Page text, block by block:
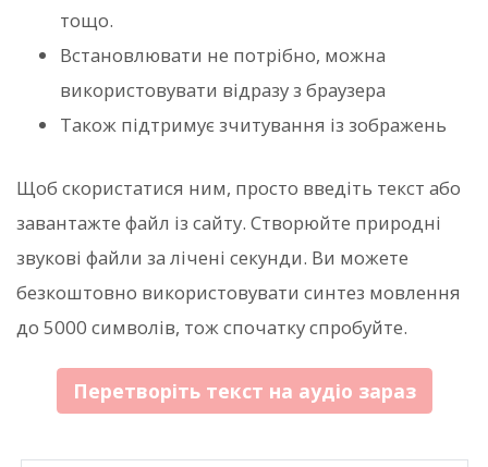
тощо.
Встановлювати не потрібно, можна
використовувати відразу з браузера
Також підтримує зчитування із зображень
Щоб скористатися ним, просто введіть текст або
завантажте файл із сайту. Створюйте природні
звукові файли за лічені секунди. Ви можете
безкоштовно використовувати синтез мовлення
до 5000 символів, тож спочатку спробуйте.
Перетворіть текст на аудіо зараз